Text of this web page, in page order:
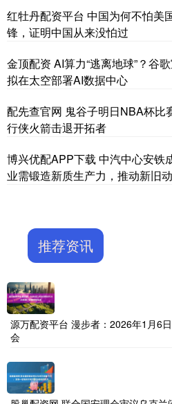
红牡丹配资平台 中国为何不怕美
锋，证明中国从来没怕过
金顶配资 AI算力“逃离地球”？谷
拟在太空部署AI数据中心
配先查官网 鬼谷子明日NBA杯比
行侠火箭击退开拓者
博兴优配APP下载 中汽中心安铁
业需锻造新质生产力，推动新旧
推荐资讯
源万配资平台 漫步者：2026年1月6
会